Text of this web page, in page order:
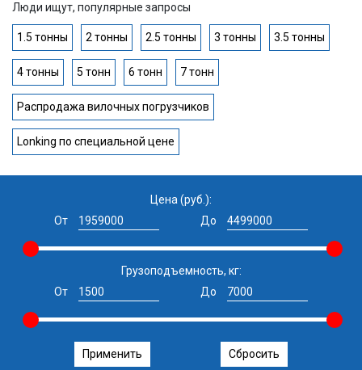
Люди ищут, популярные запросы
1.5 тонны 2 тонны 2.5 тонны 3 тонны 3.5 тонны
4 тонны 5 тонн 6 тонн 7 тонн
Распродажа вилочных погрузчиков
Lonking по специальной цене
Цена (руб.):
От
До
Грузоподъемность, кг:
От
До
Применить Сбросить